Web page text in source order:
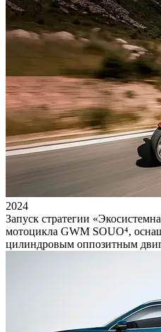
2024
Запуск стратегии
мотоцикла GWM SOUO⁴,
цилиндровым оппозитным